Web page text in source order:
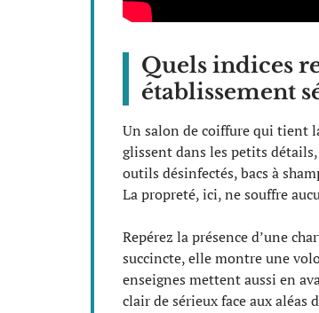
Quels indices
établissement
Un salon de coiffure qui tient
glissent dans les petits détails,
outils désinfectés, bacs à
La propreté, ici, ne souffre
Repérez la présence d’une
succincte, elle montre une
enseignes mettent aussi en
clair de sérieux face aux aléas